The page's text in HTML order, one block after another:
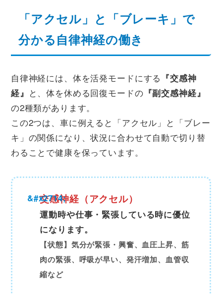
「アクセル」と「ブレーキ」で
分かる自律神経の働き
自律神経には、体を活発モードにする 『交感神
経』 と、体を休める回復モードの 『副交感神経』
の2種類があります。
この2つは、車に例えると「アクセル」と「ブレー
キ」の関係になり、状況に合わせて自動で切り替
わることで健康を保っています。
交感神経（アクセル）
運動時や仕事・緊張している時に優位
になります。
【状態】気分が緊張・興奮、血圧上昇、筋
肉の緊張、呼吸が早い、発汗増加、血管収
縮など